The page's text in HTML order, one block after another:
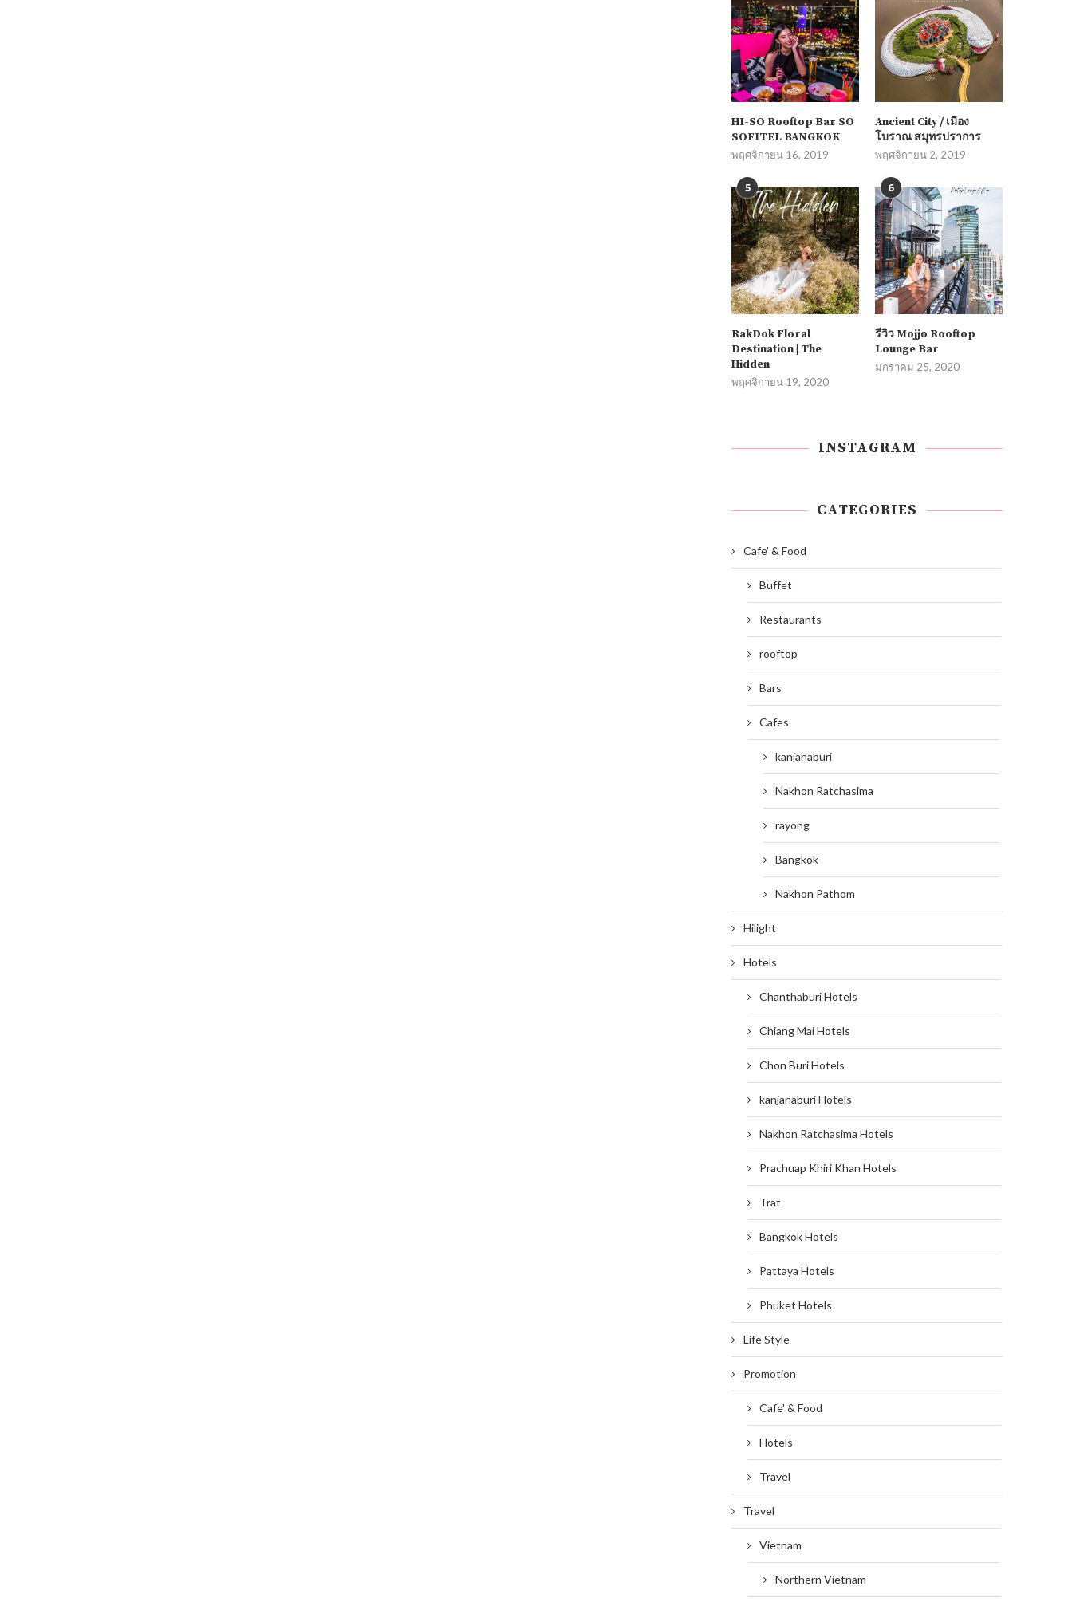
HI-SO Rooftop Bar SO
SOFITEL BANGKOK
พฤศจิกายน 16, 2019
Ancient City / เมือง
โบราณ สมุทรปราการ
พฤศจิกายน 2, 2019
5
RakDok Floral
Destination | The
Hidden
พฤศจิกายน 19, 2020
6
รีวิว Mojjo Rooftop
Lounge Bar
มกราคม 25, 2020
INSTAGRAM
CATEGORIES
Cafe' & Food
Buffet
Restaurants
rooftop
Bars
Cafes
kanjanaburi
Nakhon Ratchasima
rayong
Bangkok
Nakhon Pathom
Hilight
Hotels
Chanthaburi Hotels
Chiang Mai Hotels
Chon Buri Hotels
kanjanaburi Hotels
Nakhon Ratchasima Hotels
Prachuap Khiri Khan Hotels
Trat
Bangkok Hotels
Pattaya Hotels
Phuket Hotels
Life Style
Promotion
Cafe' & Food
Hotels
Travel
Travel
Vietnam
Northern Vietnam